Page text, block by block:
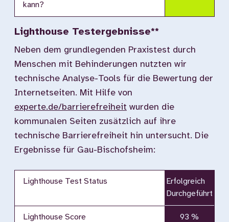
kann?
Lighthouse Testergebnisse**
Neben dem grundlegenden Praxistest durch
Menschen mit Behinderungen nutzten wir
technische Analyse-Tools für die Bewertung der
Internetseiten. Mit Hilfe von
experte.de/barrierefreiheit wurden die
kommunalen Seiten zusätzlich auf ihre
technische Barrierefreiheit hin untersucht. Die
Ergebnisse für Gau-Bischofsheim:
Lighthouse Test Status
Erfolgreich
Durchgeführt
Lighthouse Score 93 %